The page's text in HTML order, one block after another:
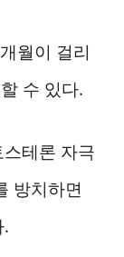
월이 걸리
수 있다.
테론 자극
방치하면